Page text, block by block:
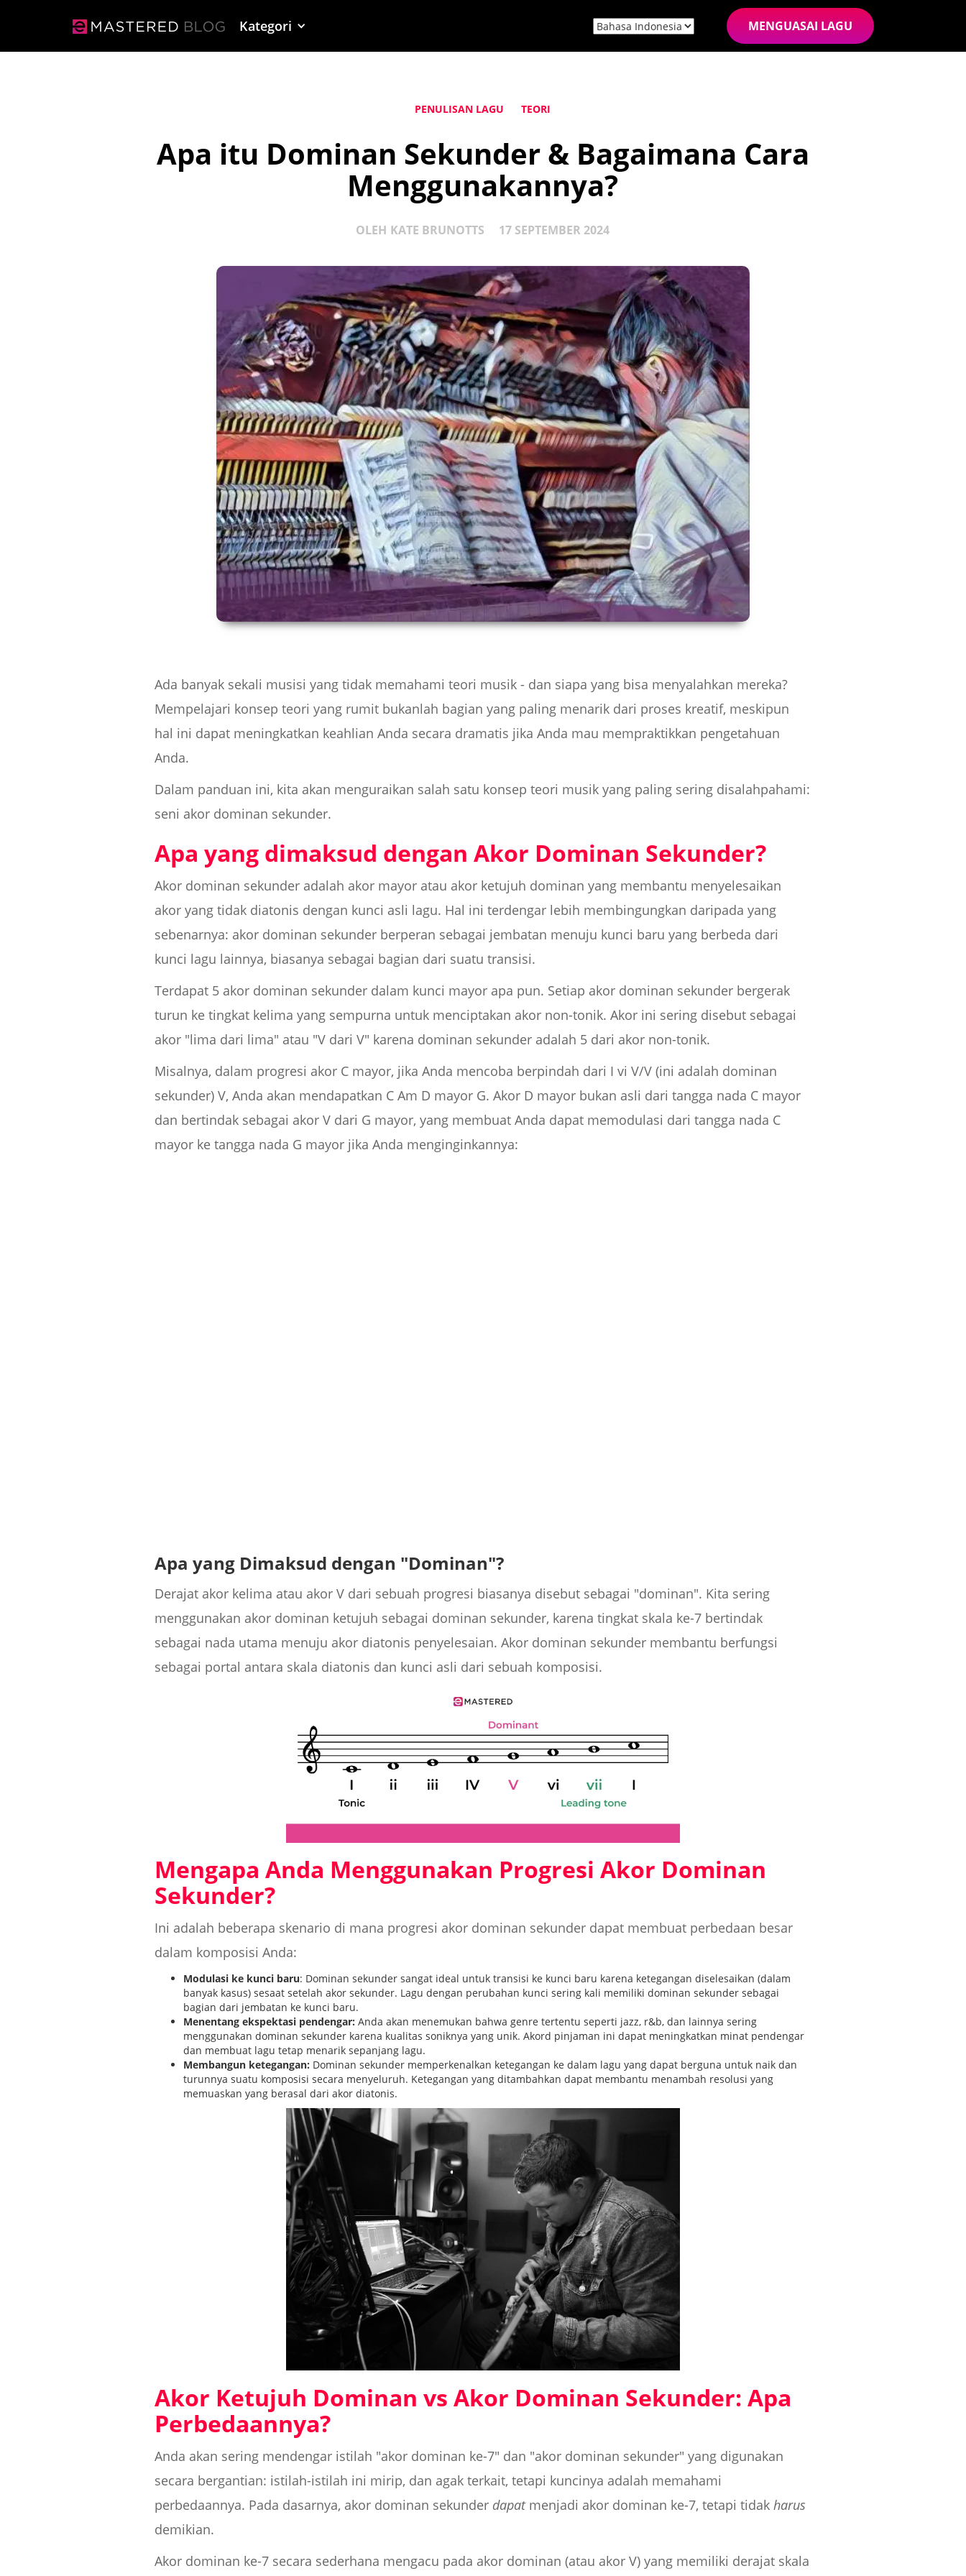
Kategori MENGUASAI LAGU
PENULISAN LAGU TEORI
Apa itu Dominan Sekunder & Bagaimana Cara
Menggunakannya?
OLEH KATE BRUNOTTS 17 SEPTEMBER 2024
Ada banyak sekali musisi yang tidak memahami teori musik - dan siapa yang bisa menyalahkan mereka?
Mempelajari konsep teori yang rumit bukanlah bagian yang paling menarik dari proses kreatif, meskipun
hal ini dapat meningkatkan keahlian Anda secara dramatis jika Anda mau mempraktikkan pengetahuan
Anda.
Dalam panduan ini, kita akan menguraikan salah satu konsep teori musik yang paling sering disalahpahami:
seni akor dominan sekunder.
Apa yang dimaksud dengan Akor Dominan Sekunder?
Akor dominan sekunder adalah akor mayor atau akor ketujuh dominan yang membantu menyelesaikan
akor yang tidak diatonis dengan kunci asli lagu. Hal ini terdengar lebih membingungkan daripada yang
sebenarnya: akor dominan sekunder berperan sebagai jembatan menuju kunci baru yang berbeda dari
kunci lagu lainnya, biasanya sebagai bagian dari suatu transisi.
Terdapat 5 akor dominan sekunder dalam kunci mayor apa pun. Setiap akor dominan sekunder bergerak
turun ke tingkat kelima yang sempurna untuk menciptakan akor non-tonik. Akor ini sering disebut sebagai
akor "lima dari lima" atau "V dari V" karena dominan sekunder adalah 5 dari akor non-tonik.
Misalnya, dalam progresi akor C mayor, jika Anda mencoba berpindah dari I vi V/V (ini adalah dominan
sekunder) V, Anda akan mendapatkan C Am D mayor G. Akor D mayor bukan asli dari tangga nada C mayor
dan bertindak sebagai akor V dari G mayor, yang membuat Anda dapat memodulasi dari tangga nada C
mayor ke tangga nada G mayor jika Anda menginginkannya:
Apa yang Dimaksud dengan "Dominan"?
Derajat akor kelima atau akor V dari sebuah progresi biasanya disebut sebagai "dominan". Kita sering
menggunakan akor dominan ketujuh sebagai dominan sekunder, karena tingkat skala ke-7 bertindak
sebagai nada utama menuju akor diatonis penyelesaian. Akor dominan sekunder membantu berfungsi
sebagai portal antara skala diatonis dan kunci asli dari sebuah komposisi.
Mengapa Anda Menggunakan Progresi Akor Dominan
Sekunder?
Ini adalah beberapa skenario di mana progresi akor dominan sekunder dapat membuat perbedaan besar
dalam komposisi Anda:
Modulasi ke kunci baru: Dominan sekunder sangat ideal untuk transisi ke kunci baru karena ketegangan diselesaikan (dalam
banyak kasus) sesaat setelah akor sekunder. Lagu dengan perubahan kunci sering kali memiliki dominan sekunder sebagai
bagian dari jembatan ke kunci baru.
Menentang ekspektasi pendengar: Anda akan menemukan bahwa genre tertentu seperti jazz, r&b, dan lainnya sering
menggunakan dominan sekunder karena kualitas soniknya yang unik. Akord pinjaman ini dapat meningkatkan minat pendengar
dan membuat lagu tetap menarik sepanjang lagu.
Membangun ketegangan: Dominan sekunder memperkenalkan ketegangan ke dalam lagu yang dapat berguna untuk naik dan
turunnya suatu komposisi secara menyeluruh. Ketegangan yang ditambahkan dapat membantu menambah resolusi yang
memuaskan yang berasal dari akor diatonis.
Akor Ketujuh Dominan vs Akor Dominan Sekunder: Apa
Perbedaannya?
Anda akan sering mendengar istilah "akor dominan ke-7" dan "akor dominan sekunder" yang digunakan
secara bergantian: istilah-istilah ini mirip, dan agak terkait, tetapi kuncinya adalah memahami
perbedaannya. Pada dasarnya, akor dominan sekunder dapatmenjadi akor dominan ke-7, tetapi tidakharus
demikian.
Akor dominan ke-7 secara sederhana mengacu pada akor dominan (atau akor V) yang memiliki derajat skala